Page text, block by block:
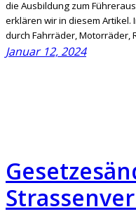
die Ausbildung zum
erklären wir in diesem Artikel.
durch Fahrräder, Motorräder,
Januar 12, 2024